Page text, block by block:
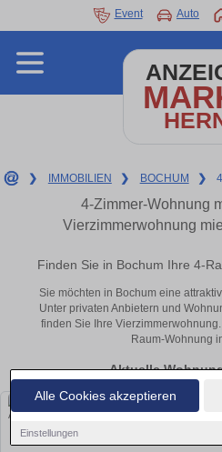
Alle Cookies akzeptieren
Einstellungen
Event Auto
❯ IMMOBILIEN ❯ BOCHUM ❯
4-Zimmer-Wohnung
Vierzimmerwohnung
Finden Sie in Bochum Ihre 4-
Sie möchten in Bochum eine
Unter privaten Anbietern und
finden Sie Ihre
Raum-Wohnung
Aktuelle